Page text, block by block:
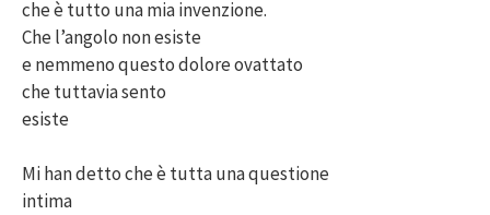
che è tutto una mia invenzione.
Che l’angolo non esiste
e nemmeno questo dolore ovattato
che tuttavia sento
esiste
Mi han detto che è tutta una questione
intima